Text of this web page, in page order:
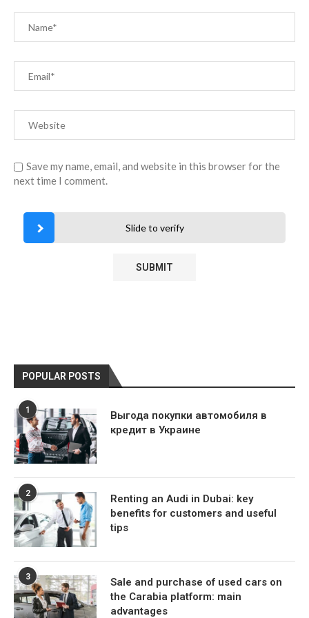
Save my name, email, and website in this browser for the
next time I comment.
Slide to verify
POPULAR POSTS
1
Выгода покупки автомобиля в
кредит в Украине
2
Renting an Audi in Dubai: key
benefits for customers and useful
tips
3
Sale and purchase of used cars on
the Carabia platform: main
advantages